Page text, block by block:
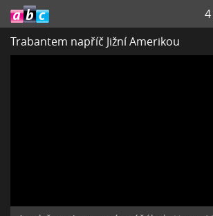
4
Trabantem napříč Jižní Amerikou